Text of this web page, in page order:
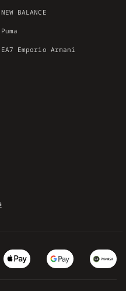
NEW BALANCE
Puma
EA7 Emporio Armani